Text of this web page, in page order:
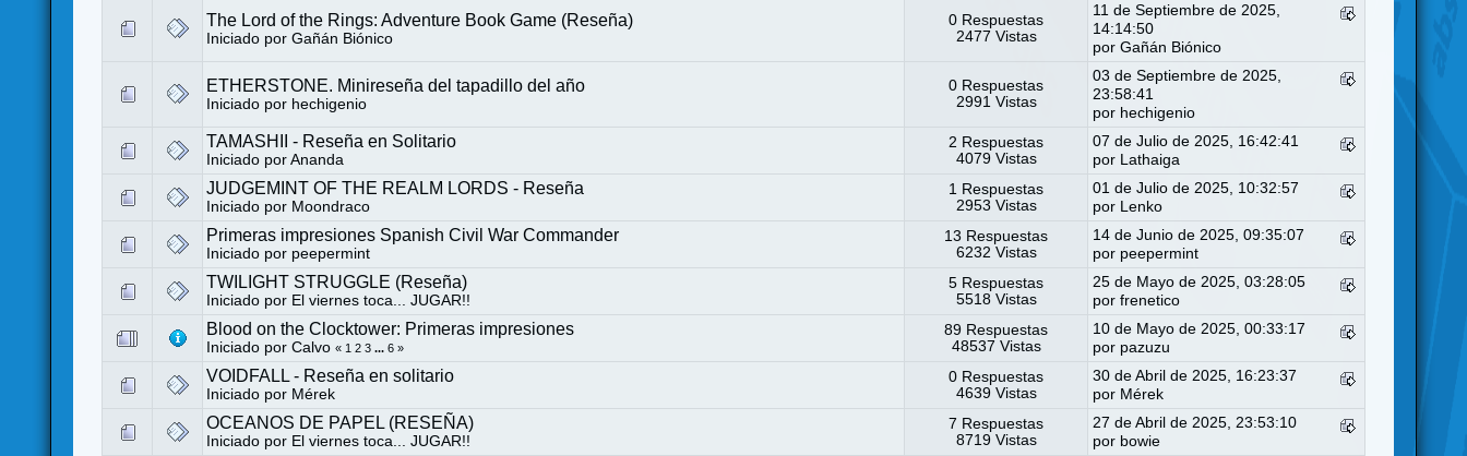
The Lord of the Rings: Adventure Book Game (Reseña)
Iniciado porGañán Biónico
0 Respuestas
2477 Vistas
11 de Septiembre de 2025,
14:14:50
porGañán Biónico
ETHERSTONE. Minireseña del tapadillo del año
Iniciado por hechigenio
0 Respuestas
2991 Vistas
03 de Septiembre de 2025,
23:58:41
por hechigenio
TAMASHII - Reseña en Solitario
Iniciado porAnanda
2 Respuestas
4079 Vistas
07 de Julio de 2025, 16:42:41
por
Lathaiga
JUDGEMINT OF THE REALM LORDS - Reseña
Iniciado por Moondraco
1 Respuestas
2953 Vistas
01 de Julio de 2025, 10:32:57
por
Lenko
Primeras impresiones Spanish Civil War Commander
Iniciado por peepermint
13 Respuestas
6232 Vistas
14 de Junio de 2025, 09:35:07
por peepermint
TWILIGHT STRUGGLE (Reseña)
Iniciado por El viernes toca... JUGAR!!
5 Respuestas
5518 Vistas
25 de Mayo de 2025, 03:28:05
porfrenetico
Blood on the Clocktower: Primeras impresiones
Iniciado porCalvo « 1 2 3 ...6 »
89 Respuestas
48537 Vistas
10 de Mayo de 2025, 00:33:17
por pazuzu
VOIDFALL - Reseña en solitario
Iniciado por Mérek
0 Respuestas
4639 Vistas
30 de Abril de 2025, 16:23:37
por Mérek
OCEANOS DE PAPEL (RESEÑA)
Iniciado por El viernes toca... JUGAR!!
7 Respuestas
8719 Vistas
27 de Abril de 2025, 23:53:10
por bowie